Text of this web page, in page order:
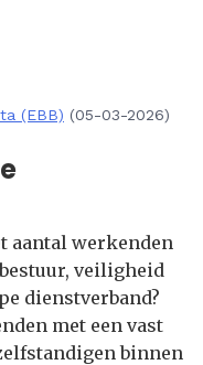
(EBB) (05-03-2026)
aantal werkenden
veiligheid
dienstverband?
met een vast
binnen